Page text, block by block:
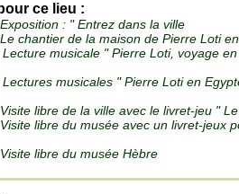
ce lieu :
Exposition : " Entrez dans la ville
Le chantier de la maison de Pierre Loti
Lecture musicale " Pierre Loti, voyage
Lectures musicales " Pierre Loti en
Visite libre de la ville avec le livret-jeu " Le
Visite libre du musée avec un livret-jeux
Visite libre du musée Hèbre